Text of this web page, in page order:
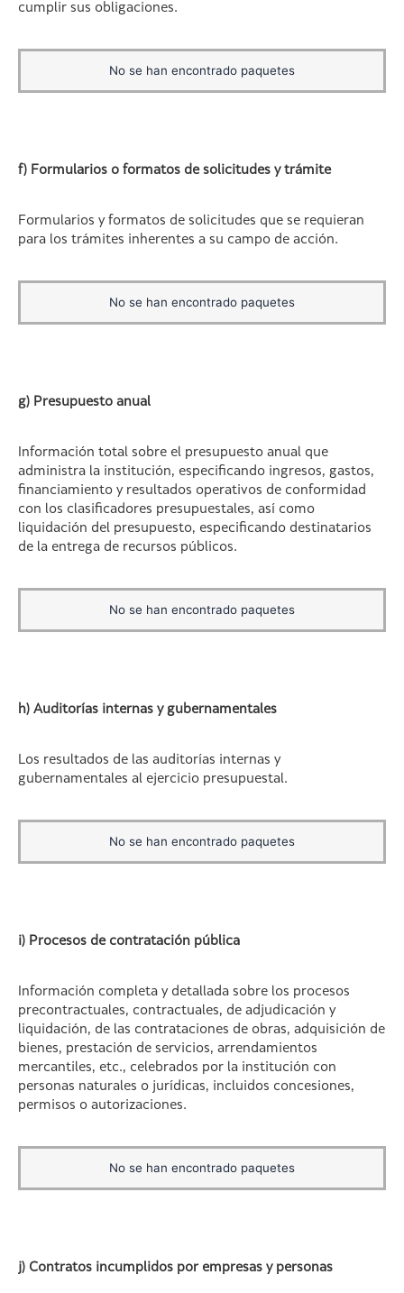
cumplir sus obligaciones.
No se han encontrado paquetes
f) Formularios o formatos de solicitudes y trámite
Formularios y formatos de solicitudes que se requieran
para los trámites inherentes a su campo de acción.
No se han encontrado paquetes
g) Presupuesto anual
Información total sobre el presupuesto anual que
administra la institución, especificando ingresos, gastos,
financiamiento y resultados operativos de conformidad
con los clasificadores presupuestales, así como
liquidación del presupuesto, especificando destinatarios
de la entrega de recursos públicos.
No se han encontrado paquetes
h) Auditorías internas y gubernamentales
Los resultados de las auditorías internas y
gubernamentales al ejercicio presupuestal.
No se han encontrado paquetes
i) Procesos de contratación pública
Información completa y detallada sobre los procesos
precontractuales, contractuales, de adjudicación y
liquidación, de las contrataciones de obras, adquisición de
bienes, prestación de servicios, arrendamientos
mercantiles, etc., celebrados por la institución con
personas naturales o jurídicas, incluidos concesiones,
permisos o autorizaciones.
No se han encontrado paquetes
j) Contratos incumplidos por empresas y personas